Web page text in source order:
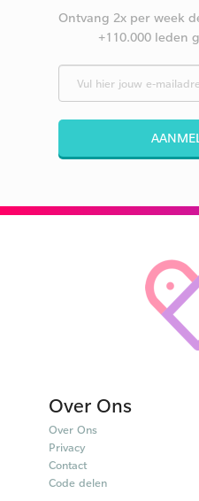
Ontvang 2x per week
+110.000 leden
Over Ons
Over Ons
Privacy
Contact
Code delen